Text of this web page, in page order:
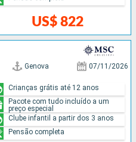
US$ 822
Genova 07/11/2026
Crianças grátis até 12 anos
Pacote com tudo incluído a um
preço especial
Clube infantil a partir dos 3 anos
Pensão completa